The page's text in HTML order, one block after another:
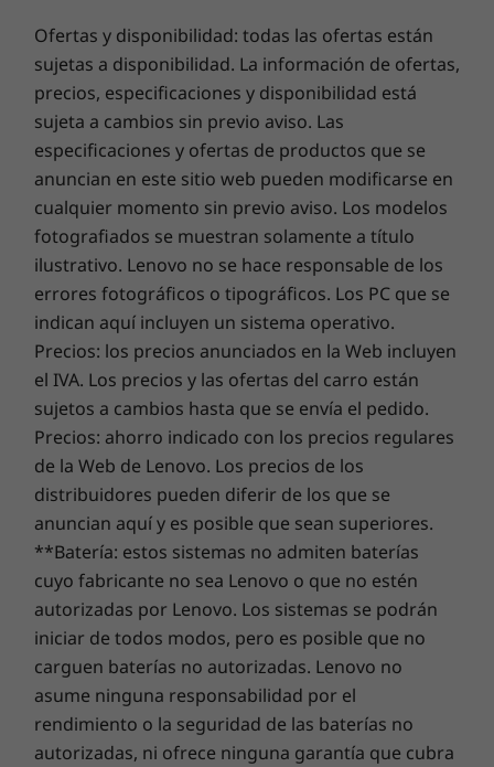
complicaciones para cualquier necesidad de
soporte técnico. Se trata de una actualización
de la garantía estándar de tu tablet que brinda
soporte directo a los expertos, con acceso
prioritario, y que se ha diseñado para ofrecer
soluciones desde la primera toma de contacto.
ADP One es una protección opcional contra
daños accidentales que puede ayudarte a
evitar contratiempos y reparaciones
inesperados.
Las especificaciones pueden variar según la región o el modelo.
Deja el soporte de IT en nuestras manos
Da igual que dirijas un negocio o que busques
un dispositivo personal para trabajar desde
cualquier parte, cuando te pases a Lenovo
Premier Support, tendrás acceso a:
Ofertas y disponibilidad: todas las ofertas están
sujetas a disponibilidad. La información de ofertas,
precios, especificaciones y disponibilidad está
sujeta a cambios sin previo aviso. Las
especificaciones y ofertas de productos que se
anuncian en este sitio web pueden modificarse en
cualquier momento sin previo aviso. Los modelos
fotografiados se muestran solamente a título
ilustrativo. Lenovo no se hace responsable de los
errores fotográficos o tipográficos. Los PC que se
indican aquí incluyen un sistema operativo.
Precios: los precios anunciados en la Web incluyen
el IVA. Los precios y las ofertas del carro están
sujetos a cambios hasta que se envía el pedido.
Precios: ahorro indicado con los precios regulares
de la Web de Lenovo. Los precios de los
distribuidores pueden diferir de los que se
anuncian aquí y es posible que sean superiores.
**Batería: estos sistemas no admiten baterías
cuyo fabricante no sea Lenovo o que no estén
autorizadas por Lenovo. Los sistemas se podrán
iniciar de todos modos, pero es posible que no
carguen baterías no autorizadas. Lenovo no
asume ninguna responsabilidad por el
rendimiento o la seguridad de las baterías no
autorizadas, ni ofrece ninguna garantía que cubra